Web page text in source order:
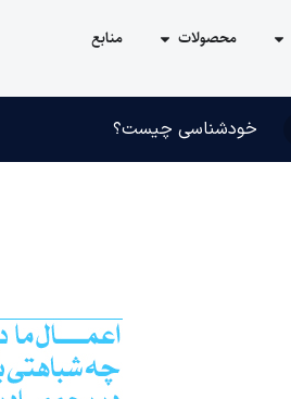
محصولات منابع
خودشناسی چیست؟